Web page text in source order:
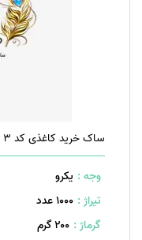
ساک خرید کاغذی کد 3 گلاسه سلفون مات
وجه : یکرو
تیراژ : 1000 عدد
گرماژ : ۲۰۰ گرم